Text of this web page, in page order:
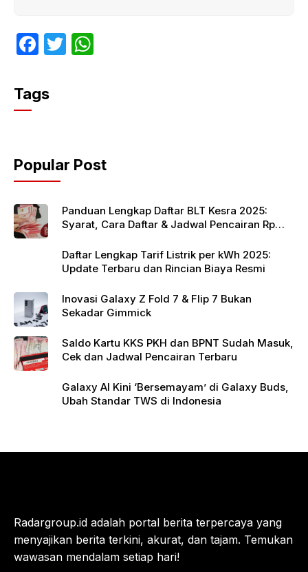
F
c
e
o
o
k
T
p
p
Tags
Popular Post
Panduan Lengkap Daftar BLT Kesra 2025:
Syarat, Cara Daftar & Jadwal Pencairan Rp
Daftar Lengkap Tarif Listrik per kWh 2025:
Update Terbaru dan Rincian Biaya Resmi
Inovasi Galaxy Z Fold 7 & Flip 7 Bukan
Sekadar Gimmick
Saldo Kartu KKS PKH dan BPNT Sudah Masuk,
Cek dan Jadwal Pencairan Terbaru
Galaxy AI Kini ‘Bersemayam’ di Galaxy Buds,
Ubah Standar TWS di Indonesia
Radargroup.id adalah portal berita terpercaya yang
menyajikan berita terkini, akurat, dan tajam. Temukan
wawasan mendalam setiap hari!